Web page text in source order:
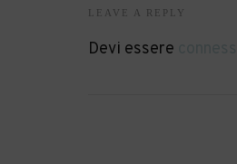
LEAVE A REPLY
Devi essere